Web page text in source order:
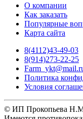
О компании
Как заказать
Популярные
Карта сайта
8(4112)43-49-03
8(914)273-22-25
Политика
Условия
© ИП Прокопьева